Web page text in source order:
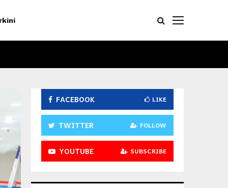
FACEBOOK LIKE
TWITTER FOLLOW
YOUTUBE SUBSCRIBE